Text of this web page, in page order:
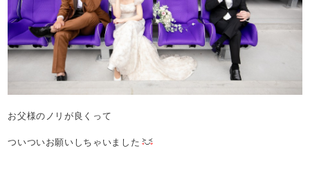
お父様のノリが良くって
ついついお願いしちゃいました